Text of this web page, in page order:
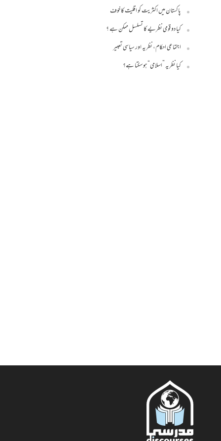
پاکستان میں اکثریت کو اقلیت کا خوف
کیا دو قومی نظریے کا تسلسل ممکن ہے ؟
اجتماعی احکام، نظریہ اور سیاسی تعبیر
کیا نظریہ ”اسلامی“ ہو سکتا ہے؟